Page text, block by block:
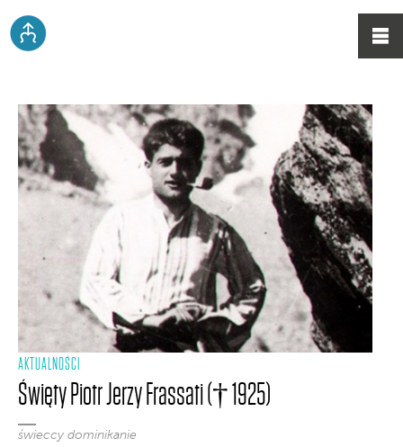
AKTUALNOŚCI
Święty Piotr Jerzy Frassati († 1925)
świeccy dominikanie